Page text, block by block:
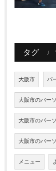
タグ
大阪市 パ
大阪市のパー
大阪市のパー
大阪市のパー
メニュー